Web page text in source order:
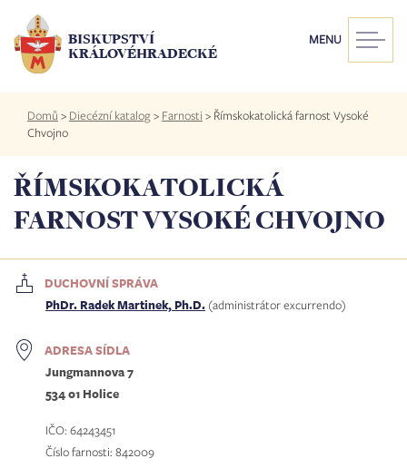
hlavnímu
obsahu
BISKUPSTVÍ
KRÁLOVÉHRADECKÉ
MENU
Drobečková
navigace
Domů > Diecézní katalog> Farnosti > Římskokatolická farnost Vysoké
Chvojno
ŘÍMSKOKATOLICKÁ
FARNOST VYSOKÉ CHVOJNO
DUCHOVNÍ SPRÁVA
PhDr. Radek Martinek, Ph.D. (administrátor excurrendo)
ADRESA SÍDLA
Jungmannova 7
534 01 Holice
IČO: 64243451
Číslo farnosti: 842009